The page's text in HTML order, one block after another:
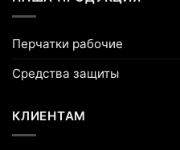
Перчатки рабочие
Средства защиты
КЛИЕНТАМ